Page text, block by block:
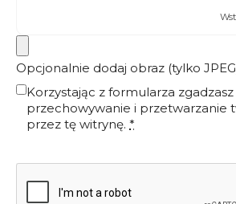
Opcjonalnie dodaj obraz (tylko
Korzystając z formularza zgadzasz
przechowywanie i przetwarzanie
przez tę witrynę. *